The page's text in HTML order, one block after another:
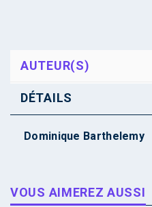
AUTEUR(S)
DÉTAILS
Dominique Barthelemy
VOUS AIMEREZ AUSSI